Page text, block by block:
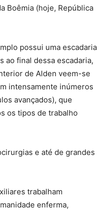
Boêmia (hoje, República
possui uma escadaria
ao final dessa escadaria,
de Alden veem-se
intensamente inúmeros
avançados), que
os tipos de trabalho
e até de grandes
trabalham
enferma,